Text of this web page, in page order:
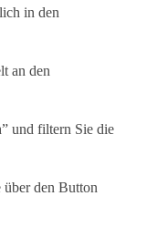
in den
an den
und filtern Sie die
den Button